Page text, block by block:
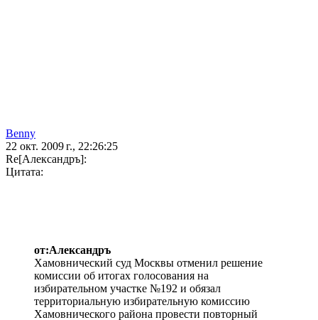
Benny
22 окт. 2009 г., 22:26:25
Re[Александръ]:
Цитата:
от:Александръ
Хамовнический суд Москвы отменил решение
комиссии об итогах голосования на
избирательном участке №192 и обязал
территориальную избирательную комиссию
Хамовнического района провести повторный